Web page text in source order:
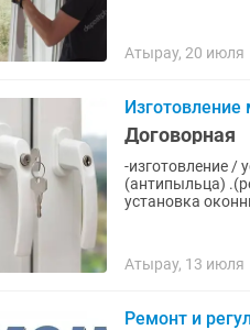
Атырау, 20 июля
Договорная
-изготовление /
(антипыльца) .(ремонт
установка
Атырау, 13 июля
Ремонт и